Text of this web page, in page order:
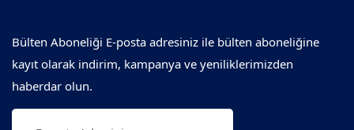
Bülten Aboneliği E-posta adresiniz ile bülten aboneliğine
kayıt olarak indirim, kampanya ve yeniliklerimizden
haberdar olun.